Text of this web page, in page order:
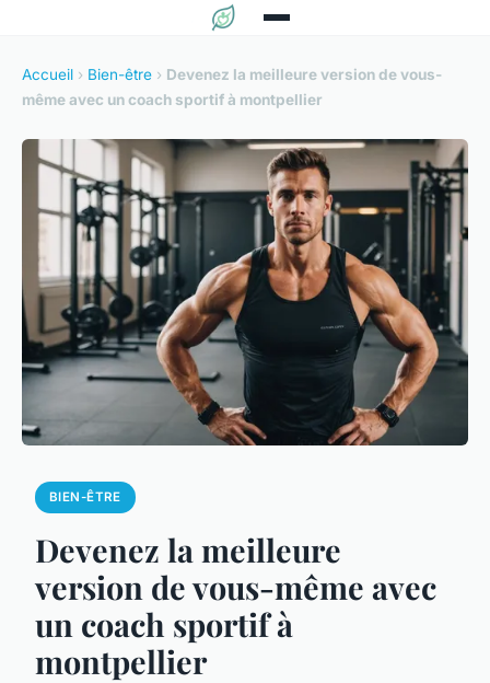
Accueil › Bien-être › Devenez la meilleure version de vous-
même avec un coach sportif à montpellier
BIEN-ÊTRE
Devenez la meilleure
version de vous-même avec
un coach sportif à
montpellier